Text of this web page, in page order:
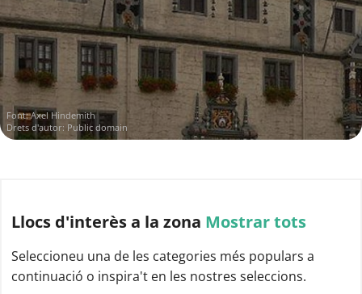
Font:Axel Hindemith
Drets d'autor: Public domain
Llocs d'interèsa la zona Mostrar tots
Seleccioneu una de les categories més populars a
continuació o inspira't en les nostres seleccions.